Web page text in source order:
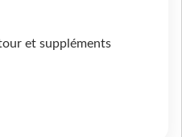
et suppléments